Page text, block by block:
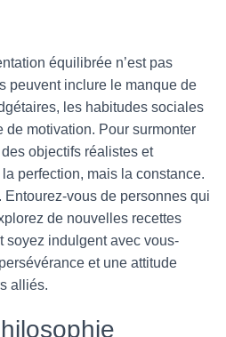
équilibrée n’est pas
peuvent inclure le manque de
les habitudes sociales
de motivation. Pour surmonter
objectifs réalistes et
perfection, mais la constance.
vous de personnes qui
de nouvelles recettes
soyez indulgent avec vous-
et une attitude
alliés.